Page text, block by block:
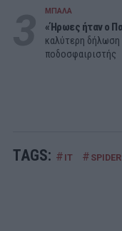
ΜΠΑΛΑ
«Ήρωες ήταν ο
καλύτερη δήλωση
ποδοσφαιριστής
TAGS: # IT #